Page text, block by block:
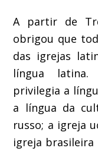
A partir de
obrigou que
das igrejas
língua
privilegia a
a língua da
russo; a igreja
igreja brasileira